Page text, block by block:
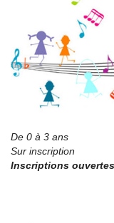
De 0 à 3 ans
Sur inscription
Inscriptions